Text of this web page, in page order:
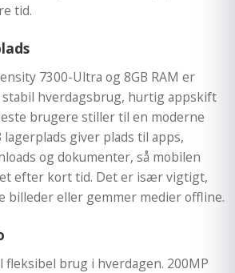
tid.
7300-Ultra og 8GB RAM er
hverdagsbrug, hurtig appskift
brugere stiller til en moderne
lagerplads giver plads til apps,
og dokumenter, så mobilen
efter kort tid. Det er især vigtigt,
billeder eller gemmer medier offline.
fleksibel brug i hverdagen. 200MP